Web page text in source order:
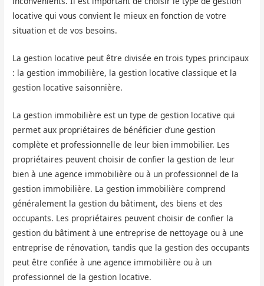
locative qui vous convient le mieux en fonction de votre
situation et de vos besoins.
La gestion locative peut être divisée en trois types principaux
: la gestion immobilière, la gestion locative classique et la
gestion locative saisonnière.
La gestion immobilière est un type de gestion locative qui
permet aux propriétaires de bénéficier d’une gestion
complète et professionnelle de leur bien immobilier. Les
propriétaires peuvent choisir de confier la gestion de leur
bien à une agence immobilière ou à un professionnel de la
gestion immobilière. La gestion immobilière comprend
généralement la gestion du bâtiment, des biens et des
occupants. Les propriétaires peuvent choisir de confier la
gestion du bâtiment à une entreprise de nettoyage ou à une
entreprise de rénovation, tandis que la gestion des occupants
peut être confiée à une agence immobilière ou à un
professionnel de la gestion locative.